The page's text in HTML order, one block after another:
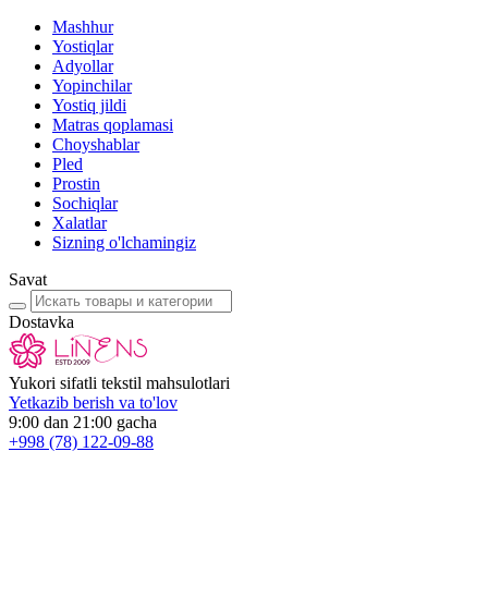
Mashhur
Yostiqlar
Adyollar
Yopinchilar
Yostiq jildi
Matras qoplamasi
Choyshablar
Pled
Prostin
Sochiqlar
Xalatlar
Sizning o'lchamingiz
Savat
Dostavka
Yukori sifatli tekstil mahsulotlari
Yetkazib berish va to'lov
9:00 dan 21:00 gacha
+998 (78) 122-09-88